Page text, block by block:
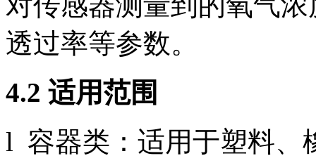
透过率等参数。
4.2 适用范围
l 容器类：适用于塑料、